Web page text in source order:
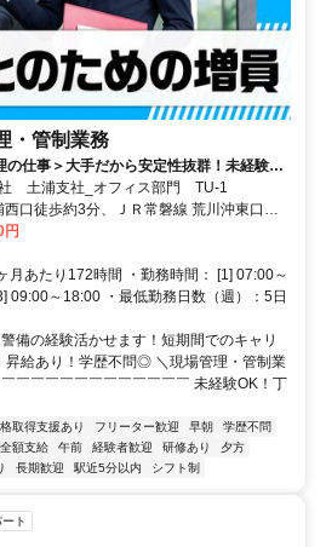
・管制業務
の仕事＞大手だから安定性抜群！未経験か
社 土浦支社_オフィス部門 TU-1
口徒歩約3分、ＪＲ常磐線 荒川沖東口徒
西口徒歩約84分 「土浦駅」から徒歩3分
通費全額支給
月あたり172時間 ・勤務時間： [1] 07:00～
09:00～18:00 ・最低勤務日数（週）：5日
備の経験活かせます！短期間でのキャリ
昇給あり！学歴不問◎ ＼現場管理・管制業
￣￣￣￣￣￣￣￣￣￣￣￣ 未経験OK！丁
取得支援あり フリーター歓迎 早朝
学歴不問
額支給 午前 経験者歓迎 研修あり
夕方
長期歓迎 駅近5分以内 シフト制
ト